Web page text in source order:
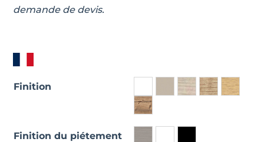
demande de devis.
Finition
Finition du piétement